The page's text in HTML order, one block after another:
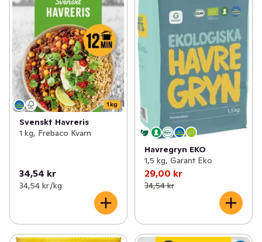
Svenskt Havreris
1 kg, Frebaco Kvarn
34,54 kr
34,54 kr /kg
Havregryn EKO
1,5 kg, Garant Eko
29,00 kr
34,54 kr